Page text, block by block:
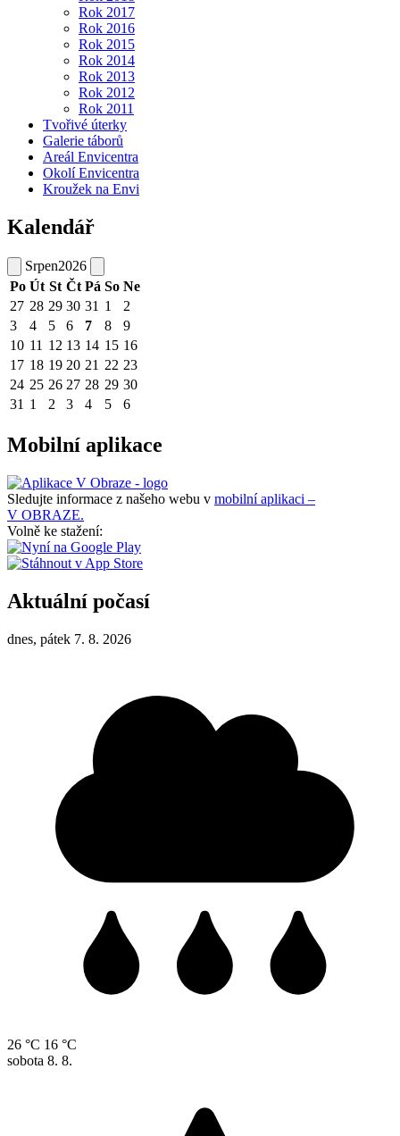
Rok 2017
Rok 2016
Rok 2015
Rok 2014
Rok 2013
Rok 2012
Rok 2011
Tvořivé úterky
Galerie táborů
Areál Envicentra
Okolí Envicentra
Kroužek na Envi
Kalendář
Srpen2026
Po Út St Čt Pá So Ne
27 28 29 30 31 1
2
3
4 5 6 7 8
9
10 11 12 13 14 15 16
17 18 19 20 21 22 23
24 25 26 27 28 29 30
31 1 2 3 4 5 6
Mobilní aplikace
Sledujte informace z našeho webu v mobilní aplikaci –
V OBRAZE.
Volně ke stažení:
Aktuální počasí
dnes, pátek 7. 8. 2026
26 °C 16 °C
sobota 8. 8.